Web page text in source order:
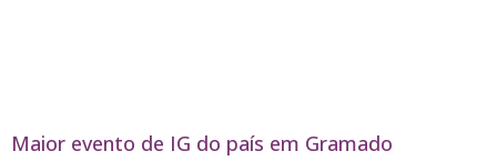
Maior evento de IG do país em Gramado